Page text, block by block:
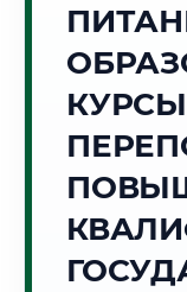
🌅 Восход:
📍 Региональная